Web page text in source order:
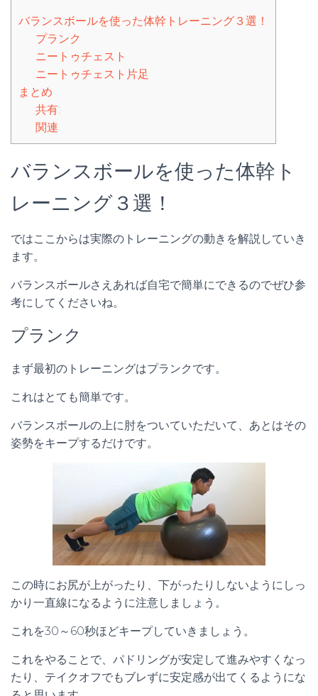
バランスボールを使った体幹トレーニング３選！
プランク
ニートゥチェスト
ニートゥチェスト片足
まとめ
共有:
関連
バランスボールを使った体幹ト
レーニング３選！
ではここからは実際のトレーニングの動きを解説していき
ます。
バランスボールさえあれば自宅で簡単にできるのでぜひ参
考にしてくださいね。
プランク
まず最初のトレーニングはプランクです。
これはとても簡単です。
バランスボールの上に肘をついていただいて、あとはその
姿勢をキープするだけです。
この時にお尻が上がったり、下がったりしないようにしっ
かり一直線になるように注意しましょう。
これを30～60秒ほどキープしていきましょう。
これをやることで、パドリングが安定して進みやすくなっ
たり、テイクオフでもブレずに安定感が出てくるようにな